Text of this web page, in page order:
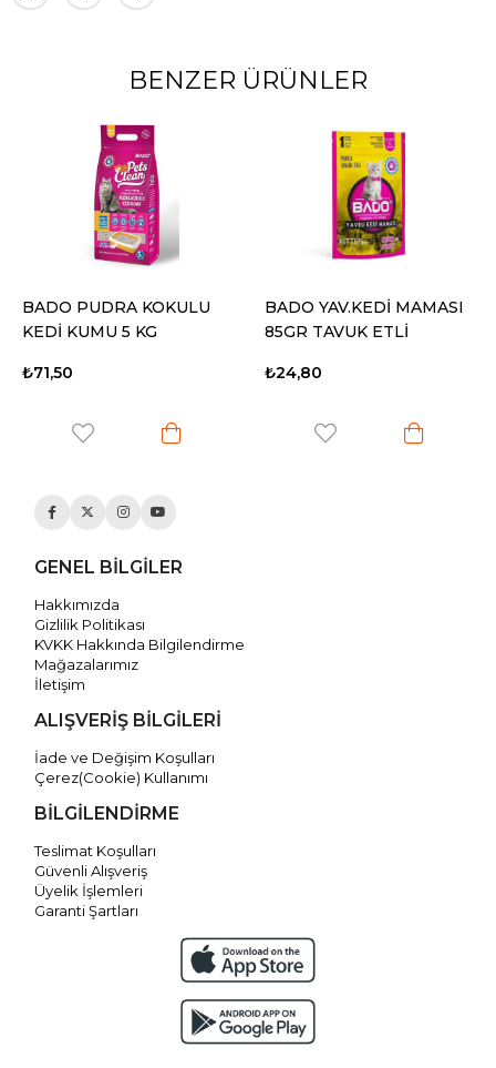
BENZER ÜRÜNLER
BADO PUDRA KOKULU
KEDİ KUMU 5 KG
₺71,50
BADO YAV.KEDİ MAMASI
85GR TAVUK ETLİ
₺24,80
GENEL BİLGİLER
Hakkımızda
Gizlilik Politikası
KVKK Hakkında Bilgilendirme
Mağazalarımız
İletişim
ALIŞVERİŞ BİLGİLERİ
İade ve Değişim Koşulları
Çerez(Cookie) Kullanımı
BİLGİLENDİRME
Teslimat Koşulları
Güvenli Alışveriş
Üyelik İşlemleri
Garanti Şartları